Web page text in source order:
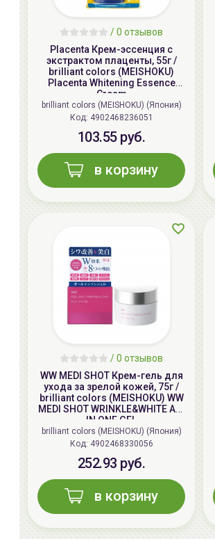
/0 отзывов
Placenta Крем-эссенция с
экстрактом плаценты, 55г /
brilliant colors (MEISHOKU)
Placenta Whitening Essence
Cream
brilliant colors (MEISHOKU) (Япония)
Код: 4902468236051
103.55 руб.
в корзину
/0 отзывов
WW MEDI SHOT Крем-гель для
ухода за зрелой кожей, 75г /
brilliant colors (MEISHOKU) WW
MEDI SHOT WRINKLE&WHITE ALL
IN ONE GEL
brilliant colors (MEISHOKU) (Япония)
Код: 4902468330056
252.93 руб.
в корзину